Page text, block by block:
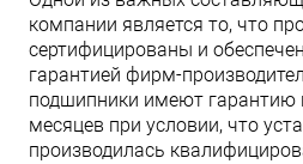
компании является то, что
сертифицированы и
гарантией фирм-
подшипники имеют гарантию
месяцев при условии, что
производилась